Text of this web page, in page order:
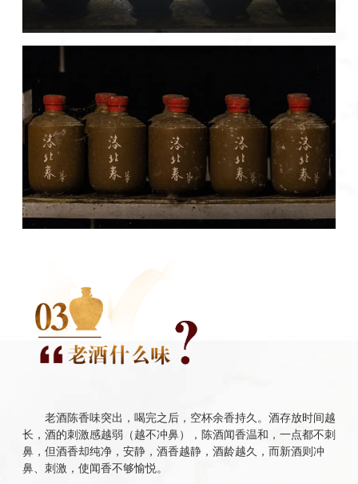
老酒陈香味突出，喝完之后，空杯余香持久。酒存放时间越
长，酒的刺激感越弱（越不冲鼻），陈酒闻香温和，一点都不刺
鼻，但酒香却纯净，安静，酒香越静，酒龄越久，而新酒则冲
鼻、刺激，使闻香不够愉悦。